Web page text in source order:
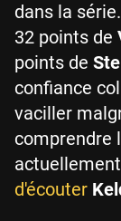
dans la
32 points de
points de
confiance
vaciller
comprendre
d'écouter